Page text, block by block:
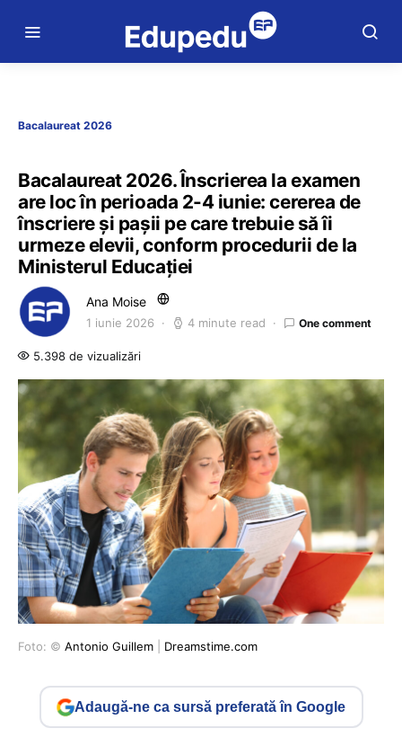
Bacalaureat 2026
Bacalaureat 2026. Înscrierea la examen
are loc în perioada 2-4 iunie: cererea de
înscriere și pașii pe care trebuie să îi
urmeze elevii, conform procedurii de la
Ministerul Educației
Ana Moise
1 iunie 2026 4 minute read One comment
5.398 de vizualizări
Foto: © Antonio Guillem Dreamstime.com
Adaugă-ne ca sursă preferată în Google